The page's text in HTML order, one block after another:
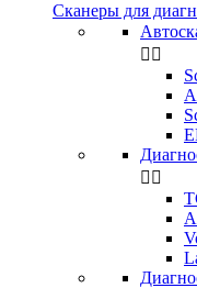
Сканеры для
 
 